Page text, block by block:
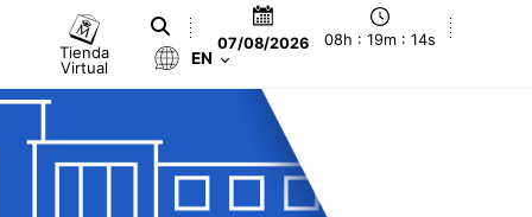
Tienda
Virtual
07/08/2026 08h : 19m : 15s
EN